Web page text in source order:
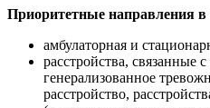
Приоритетные направления в
амбулаторная и
расстройства, связанные
генерализованное
расстройство,